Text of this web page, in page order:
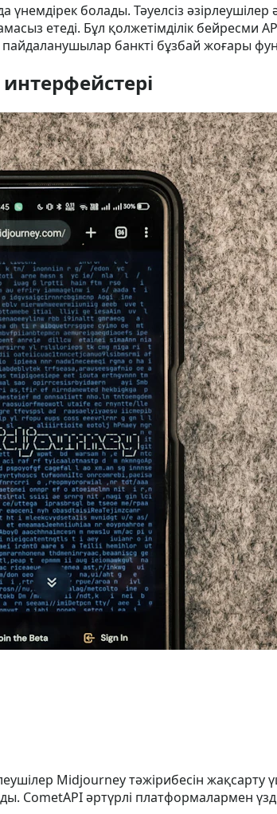
болады. Тәуелсіз
етеді. Бұл қолжетімділік
банкті бұзбай жоғары
Midjourney тәжірибесін
CometAPI әртүрлі платформалармен